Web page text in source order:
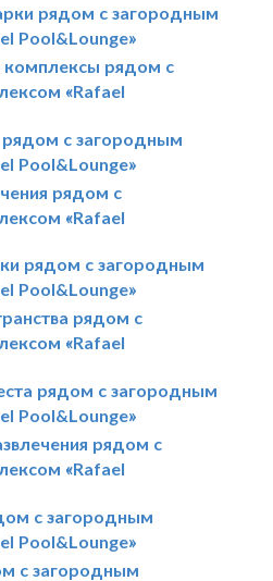
рядом с загородным
Pool&Lounge»
рядом с
«Rafael
с загородным
Pool&Lounge»
рядом с
«Rafael
рядом с загородным
Pool&Lounge»
рядом с
«Rafael
рядом с загородным
Pool&Lounge»
рядом с
«Rafael
с загородным
Pool&Lounge»
с загородным